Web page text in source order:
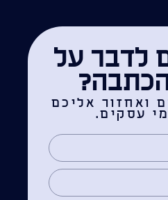
לדבר על
ואחזור אליכם